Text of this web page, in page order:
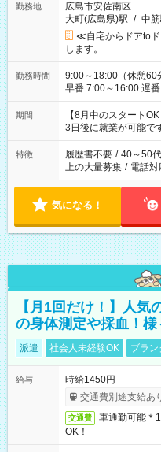
勤務地
広島市安佐南区
大町(広島県)駅 / 中
≪自宅からドアto
します。
勤務時間
9:00～18:00（休憩60分） ■ご希望があれば下記シフ
早番 7:00～16:00 遅番
と休みを合わせたい
「できれば残業はし
ね。 ※Wワーク希望の方へ 今ご覧のお仕事で希望する勤務時間
と、もう1つのお仕事
合は応募できません。
期間
【8月中のスタート
3日後に就業が可能で
特徴 履歴書不要 / 40～50
上の大量募集 / 電話対
気になる！
【月1回だけ！】人気
の身体測定や採血！
派遣 社会人未経験OK ブラン
給与
時給1450円
交通費別途支給あ
交通費
車通勤可能
OK！